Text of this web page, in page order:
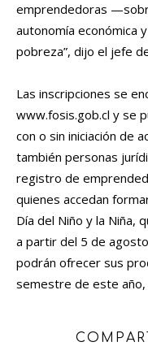
emprendedoras
autonomía económica
pobreza”, dijo el jefe
Las inscripciones se
www.fosis.gob.cl y se
con o sin iniciación de
también personas
registro de
quienes accedan
Día del Niño y la Niña,
a partir del 5 de
podrán ofrecer sus
semestre de este año,